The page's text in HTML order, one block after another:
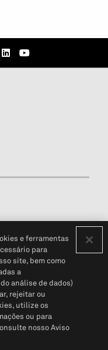
do cliente (em inglês)
2026 S&P Global
e ferramentas
para
site, bem como
a
análise de dados)
rejeitar ou
utilize os
ou para
nosso Aviso